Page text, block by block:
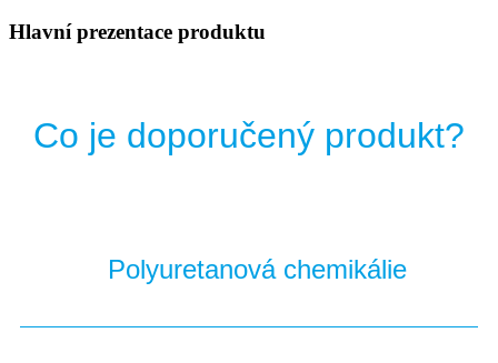
Hlavní prezentace produktu
Co je doporučený produkt?
Polyuretanová chemikálie